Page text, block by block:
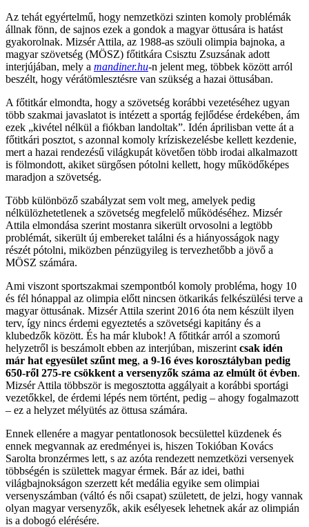
Az tehát egyértelmű, hogy nemzetközi szinten komoly problémák
állnak fönn, de sajnos ezek a gondok a magyar öttusára is hatást
gyakorolnak. Mizsér Attila, az 1988-as szöuli olimpia bajnoka, a
magyar szövetség (MÖSZ) főtitkára Csisztu Zsuzsának adott
interjújában, mely a mandiner.hu-n jelent meg, többek között arról
beszélt, hogy vérátömlesztésre van szükség a hazai öttusában.
A főtitkár elmondta, hogy a szövetség korábbi vezetéséhez ugyan
több szakmai javaslatot is intézett a sportág fejlődése érdekében, ám
ezek „kivétel nélkül a fiókban landoltak”. Idén áprilisban vette át a
főtitkári posztot, s azonnal komoly kríziskezelésbe kellett kezdenie,
mert a hazai rendezésű világkupát követően több irodai alkalmazott
is fölmondott, akiket sürgősen pótolni kellett, hogy működőképes
maradjon a szövetség.
Több különböző szabályzat sem volt meg, amelyek pedig
nélkülözhetetlenek a szövetség megfelelő működéséhez. Mizsér
Attila elmondása szerint mostanra sikerült orvosolni a legtöbb
problémát, sikerült új embereket találni és a hiányosságok nagy
részét pótolni, miközben pénzügyileg is tervezhetőbb a jövő a
MÖSZ számára.
Ami viszont sportszakmai szempontból komoly probléma, hogy 10
és fél hónappal az olimpia előtt nincsen ötkarikás felkészülési terve a
magyar öttusának. Mizsér Attila szerint 2016 óta nem készült ilyen
terv, így nincs érdemi egyeztetés a szövetségi kapitány és a
klubedzők között. És ha már klubok! A főtitkár arról a szomorú
helyzetről is beszámolt ebben az interjúban, miszerint csak idén
már hat egyesület szűnt meg, a 9-16 éves korosztályban pedig
650-ről 275-re csökkent a versenyzők száma az elmúlt öt évben.
Mizsér Attila többször is megosztotta aggályait a korábbi sportági
vezetőkkel, de érdemi lépés nem történt, pedig – ahogy fogalmazott
– ez a helyzet mélyütés az öttusa számára.
Ennek ellenére a magyar pentatlonosok becsülettel küzdenek és
ennek megvannak az eredményei is, hiszen Tokióban Kovács
Sarolta bronzérmes lett, s az azóta rendezett nemzetközi versenyek
többségén is születtek magyar érmek. Bár az idei, bathi
világbajnokságon szerzett két medália egyike sem olimpiai
versenyszámban (váltó és női csapat) született, de jelzi, hogy vannak
olyan magyar versenyzők, akik esélyesek lehetnek akár az olimpián
is a dobogó elérésére.